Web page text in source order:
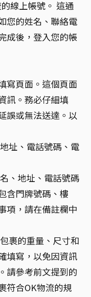
線上帳號。 這通
您的姓名、聯絡電
成後，登入您的帳
寫頁面。這個頁面
訊。務必仔細填
誤或無法送達。以
址、電話號碼、電
、地址、電話號碼
含門牌號碼、樓
項，請在備註欄中
裹的重量、尺寸和
填寫，以免因資訊
請參考前文提到的
符合OK物流的規